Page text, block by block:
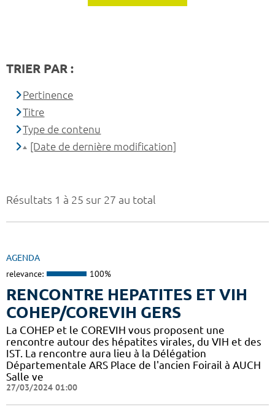
Résultats 1 à 25 sur 27 au total
AGENDA
relevance: 100%
RENCONTRE HEPATITES ET VIH
COHEP/COREVIH GERS
La COHEP et le COREVIH vous proposent une
rencontre autour des hépatites virales, du VIH et des
IST. La rencontre aura lieu à la Délégation
Départementale ARS Place de l'ancien Foirail à AUCH
Salle ve
27/03/2024 01:00
TRIER PAR :
Pertinence
Titre
Type de contenu
[Date de dernière modification]